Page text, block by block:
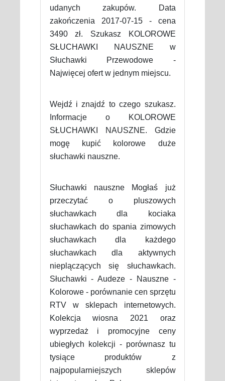
udanych zakupów. Data
zakończenia 2017-07-15 - cena
3490 zł. Szukasz KOLOROWE
SŁUCHAWKI NAUSZNE w
Słuchawki Przewodowe -
Najwięcej ofert w jednym miejscu.
Wejdź i znajdź to czego szukasz.
Informacje o KOLOROWE
SŁUCHAWKI NAUSZNE. Gdzie
mogę kupić kolorowe duże
słuchawki nauszne.
Słuchawki nauszne Mogłaś już
przeczytać o pluszowych
słuchawkach dla kociaka
słuchawkach do spania zimowych
słuchawkach dla każdego
słuchawkach dla aktywnych
nieplączących się słuchawkach.
Słuchawki - Audeze - Nauszne -
Kolorowe - porównanie cen sprzętu
RTV w sklepach internetowych.
Kolekcja wiosna 2021 oraz
wyprzedaż i promocyjne ceny
ubiegłych kolekcji - porównasz tu
tysiące produktów z
najpopularniejszych sklepów